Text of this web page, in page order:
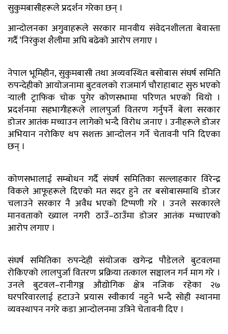
सुकुमबासीहरूले प्रदर्शन गरेका छन् ।
आन्दोलनका अगुवाहरूले सरकार मानवीय संवेदनशीलता बेवास्ता
गर्दै ‘निरंकुश शैलीमा अघि बढेको आरोप लगाए ।
नेपाल भूमिहीन, सुकुमबासी तथा अव्यवस्थित बसोबास संघर्ष समिति
रुपन्देहीको आयोजनामा बुटवलको राजमार्ग चौराहाबाट सुरु भएको
र्‍याली ट्राफिक चोक पुगेर कोणसभामा परिणत भएको थियो ।
प्रदर्शनमा सहभागीहरूले लालपुर्जा वितरण गर्नुपर्ने बेला सरकार
डोजर आतंक मच्चाउन लागेको भन्दै विरोध जनाए । उनीहरूले डोजर
अभियान नरोकिए थप सशक्त आन्दोलन गर्ने चेतावनी पनि दिएका
छन् ।
कोणसभालाई सम्बोधन गर्दै संघर्ष समितिका सल्लाहकार विरेन्द्र
विकले आफूहरूले दिएको मत सदर हुने तर बसोबासमाथि डोजर
चलाउने सरकार नै अवैध भएको टिप्पणी गरे । उनले सरकारले
मानवताको ख्याल नगरी ठाउँ–ठाउँमा डोजर आतंक मच्चाएको
आरोप लगाए ।
संघर्ष समितिका रुपन्देही संयोजक खगेन्द्र पौडेलले बुटवलमा
रोकिएको लालपुर्जा वितरण प्रक्रिया तत्काल सञ्चालन गर्न माग गरे ।
उनले बुटवल–रानीगञ्ज औद्योगिक क्षेत्र नजिक रहेका २७
घरपरिवारलाई हटाउने प्रयास स्वीकार्य नहुने भन्दै सोही स्थानमा
व्यवस्थापन नगरे कडा आन्दोलनमा उत्रिने चेतावनी दिए ।